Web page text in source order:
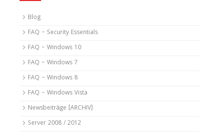
Blog
FAQ – Security Essentials
FAQ – Windows 10
FAQ – Windows 7
FAQ – Windows 8
FAQ – Windows Vista
Newsbeiträge [ARCHIV]
Server 2008 / 2012